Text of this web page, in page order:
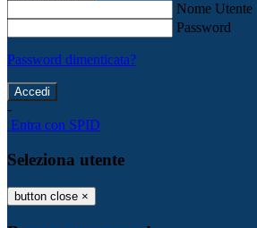
Nome Utente
Password
Password dimenticata?
-
Entra con SPID
Seleziona utente
button close ×